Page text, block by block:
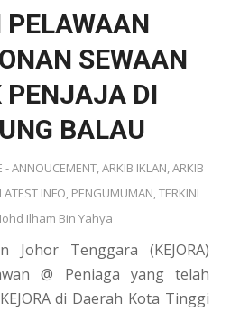
PELAWAAN
SEWAAN
PENJAJA DI
BALAU
- ANNOUCEMENT,ARKIB IKLAN,ARKIB
LATEST INFO, PENGUMUMAN,TERKINI
Ilham Bin Yahya
Johor Tenggara (KEJORA)
@ Peniaga yang telah
di Daerah Kota Tinggi